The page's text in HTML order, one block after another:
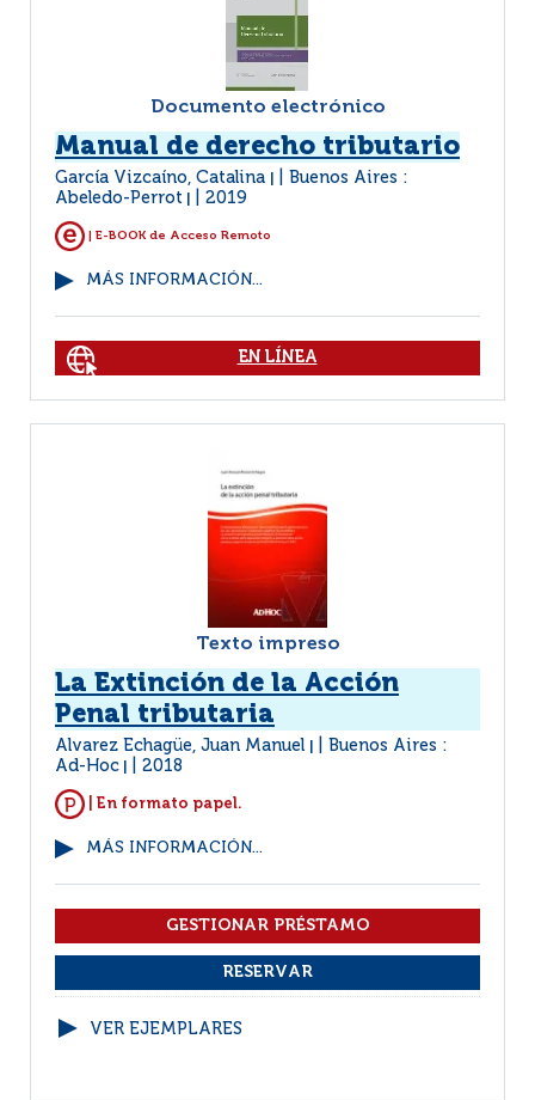
Documento electrónico
Manual de derecho tributario
García Vizcaíno, Catalina
Buenos Aires :
Abeledo-Perrot
2019
| E-BOOK de Acceso Remoto
MÁS INFORMACIÓN...
EN LÍNEA
Texto impreso
La Extinción de la Acción
Penal tributaria
Alvarez Echagüe, Juan Manuel
Buenos Aires :
Ad-Hoc
2018
| En formato papel.
MÁS INFORMACIÓN...
VER EJEMPLARES